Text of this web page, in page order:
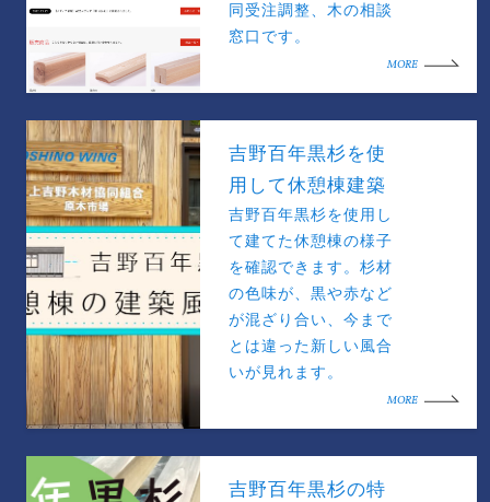
同受注調整、木の相談
窓口です。
MORE
吉野百年黒杉を使
用して休憩棟建築
吉野百年黒杉を使用し
て建てた休憩棟の様子
を確認できます。杉材
の色味が、黒や赤など
が混ざり合い、今まで
とは違った新しい風合
いが見れます。
MORE
吉野百年黒杉の特